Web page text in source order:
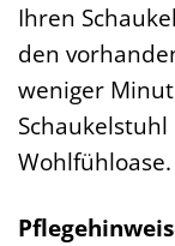
Ihren
den
weniger
Wohlfühloase.